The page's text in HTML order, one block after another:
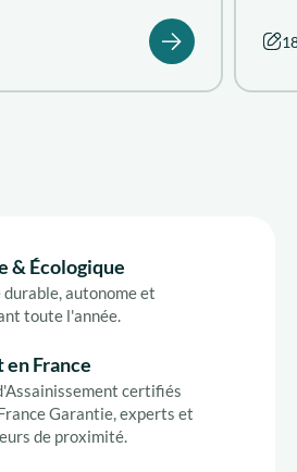
& Écologique
durable, autonome et
toute l'année.
France
certifiés
Garantie, experts et
de proximité.